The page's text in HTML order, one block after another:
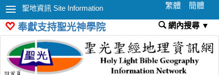
聖地資訊 Site Information 繁體 簡體
奉獻支持聖光神學院 網內搜尋 ▼